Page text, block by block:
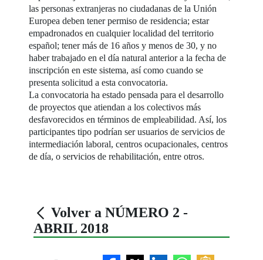
las personas extranjeras no ciudadanas de la Unión
Europea deben tener permiso de residencia; estar
empadronados en cualquier localidad del territorio
español; tener más de 16 años y menos de 30, y no
haber trabajado en el día natural anterior a la fecha de
inscripción en este sistema, así como cuando se
presenta solicitud a esta convocatoria.
La convocatoria ha estado pensada para el desarrollo
de proyectos que atiendan a los colectivos más
desfavorecidos en términos de empleabilidad. Así, los
participantes tipo podrían ser usuarios de servicios de
intermediación laboral, centros ocupacionales, centros
de día, o servicios de rehabilitación, entre otros.
Volver a NÚMERO 2 -
ABRIL 2018